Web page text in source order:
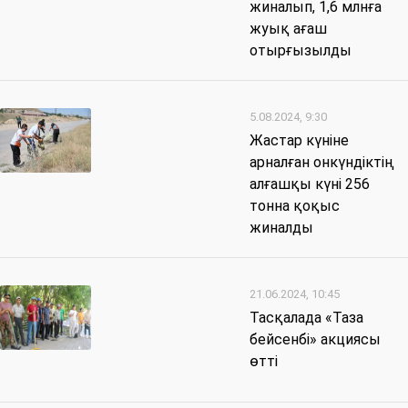
жиналып, 1,6 млнға
жуық ағаш
отырғызылды
5.08.2024, 9:30
Жастар күніне
арналған онкүндіктің
алғашқы күні 256
тонна қоқыс
жиналды
21.06.2024, 10:45
Тасқалада «Таза
бейсенбі» акциясы
өтті